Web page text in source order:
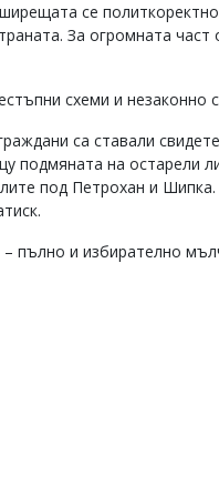
се
За огромната
схеми и
са ставали
подмяната на остарели
под Петрохан и
пълно и избирателно